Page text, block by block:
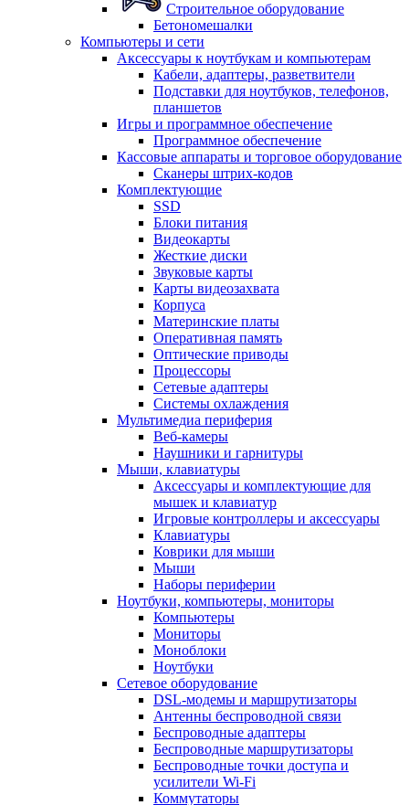
Строительное оборудование
Бетономешалки
Компьютеры и сети
Аксессуары к ноутбукам и компьютерам
Кабели, адаптеры, разветвители
Подставки для ноутбуков, телефонов,
планшетов
Игры и программное обеспечение
Программное обеспечение
Кассовые аппараты и торговое оборудование
Сканеры штрих-кодов
Комплектующие
SSD
Блоки питания
Видеокарты
Жесткие диски
Звуковые карты
Карты видеозахвата
Корпуса
Материнские платы
Оперативная память
Оптические приводы
Процессоры
Сетевые адаптеры
Системы охлаждения
Мультимедиа периферия
Веб-камеры
Наушники и гарнитуры
Мыши, клавиатуры
Аксессуары и комплектующие для
мышек и клавиатур
Игровые контроллеры и аксессуары
Клавиатуры
Коврики для мыши
Мыши
Наборы периферии
Ноутбуки, компьютеры, мониторы
Компьютеры
Мониторы
Моноблоки
Ноутбуки
Сетевое оборудование
DSL-модемы и маршрутизаторы
Антенны беспроводной связи
Беспроводные адаптеры
Беспроводные маршрутизаторы
Беспроводные точки доступа и
усилители Wi-Fi
Коммутаторы